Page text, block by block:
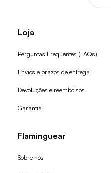
Loja
Perguntas Frequentes (FAQs)
Envios e prazos de entrega
Devoluções e reembolsos
Garantia
Flaminguear
Sobre nós